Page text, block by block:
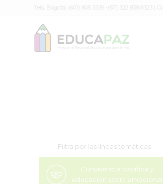
Filtra por las líneas temáticas
Convivencia pacífica y
educación socio emocional